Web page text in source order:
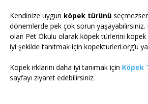
Kendinize uygun köpek türünü
dönemlerde pek çok sorun yaşayabilirsiniz.
olan Pet Okulu olarak köpek türlerini köpek
iyi şekilde tanıtmak için kopekturleri.org’u
Köpek ırklarını daha iyi tanımak için Köpek
sayfayı ziyaret edebilirsiniz.